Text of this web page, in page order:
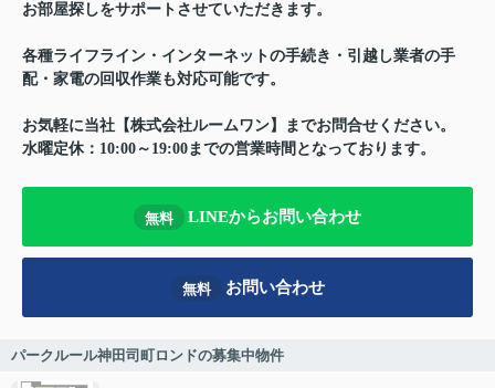
お部屋探しをサポートさせていただきます。
各種ライフライン・インターネットの手続き・引越し業者の手
配・家電の回収作業も対応可能です。
お気軽に当社【株式会社ルームワン】までお問合せください。
水曜定休：10:00～19:00までの営業時間となっております。
無料 LINEからお問い合わせ
無料 お問い合わせ
パークルール神田司町ロンドの募集中物件